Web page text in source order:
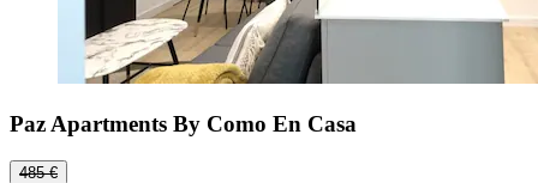
Paz Apartments By Como En Casa
485 €